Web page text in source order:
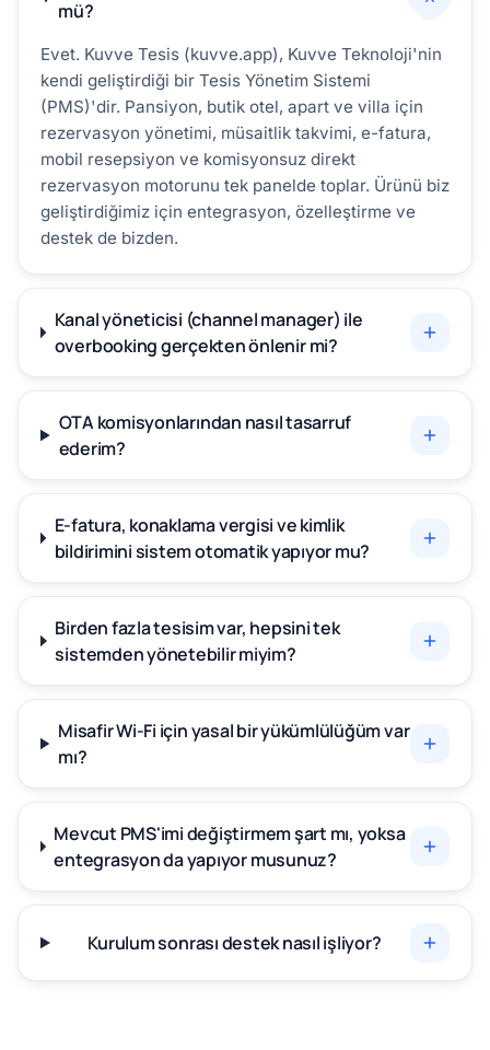
mü?
Evet. Kuvve Tesis (kuvve.app), Kuvve Teknoloji'nin
kendi geliştirdiği bir Tesis Yönetim Sistemi
(PMS)'dir. Pansiyon, butik otel, apart ve villa için
rezervasyon yönetimi, müsaitlik takvimi, e-fatura,
mobil resepsiyon ve komisyonsuz direkt
rezervasyon motorunu tek panelde toplar. Ürünü biz
geliştirdiğimiz için entegrasyon, özelleştirme ve
destek de bizden.
Kanal yöneticisi (channel manager) ile
overbooking gerçekten önlenir mi?
OTA komisyonlarından nasıl tasarruf
ederim?
E-fatura, konaklama vergisi ve kimlik
bildirimini sistem otomatik yapıyor mu?
Birden fazla tesisim var, hepsini tek
sistemden yönetebilir miyim?
Misafir Wi-Fi için yasal bir yükümlülüğüm var
mı?
Mevcut PMS'imi değiştirmem şart mı, yoksa
entegrasyon da yapıyor musunuz?
Kurulum sonrası destek nasıl işliyor?